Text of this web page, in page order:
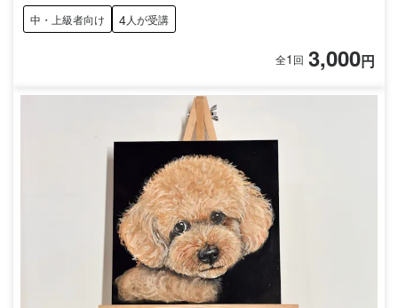
中・上級者向け 4人が受講
全1 回 3,000円